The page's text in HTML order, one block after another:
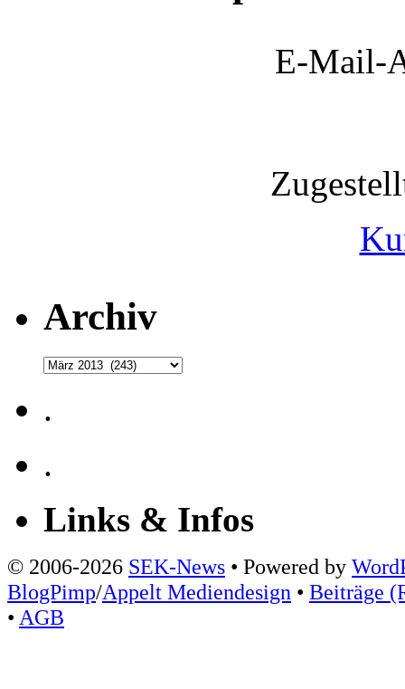
E-Mail-
Archiv
Archiv
.
.
Links & Infos
© 2006-2026 SEK-News • Powered by
BlogPimp/Appelt Mediendesign • Beiträge
• AGB